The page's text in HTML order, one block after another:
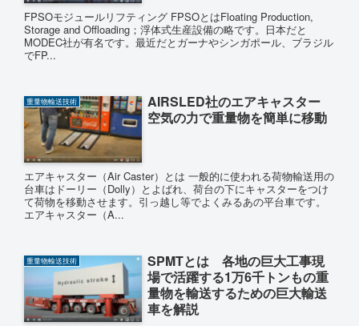
FPSOモジュールリフティング FPSOとはFloating Production,
Storage and Offloading；浮体式生産設備の略です。日本だと
MODEC社が有名です。最近だとガーナやシンガポール、ブラジル
でFP...
重量物輸送技術
AIRSLED社のエアキャスター
空気の力で重量物を簡単に移動
エアキャスター（Air Caster）とは 一般的に使われる荷物輸送用の
台車はドーリー（Dolly）とよばれ、荷台の下にキャスターをつけ
て荷物を移動させます。引っ越し等でよくみるあの平台車です。
エアキャスター（A...
重量物輸送技術
SPMTとは 各地の巨大工事現
場で活躍する1万6千トンもの重
量物を輸送するための巨大輸送
車を解説